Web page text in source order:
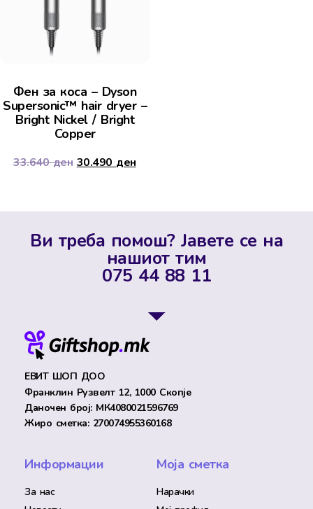
Фен за коса – Dyson
Supersonic™ hair dryer –
Bright Nickel / Bright
Copper
33.640ден 30.490 ден
Ви треба помош? Јавете се на
нашиот тим
075 44 88 11
ЕВИТ ШОП ДОО
Франклин Рузвелт 12, 1000 Скопје
Даночен број: МК4080021596769
Жиро сметка: 270074955360168
Информации
За нас
Моја сметка
Нарачки